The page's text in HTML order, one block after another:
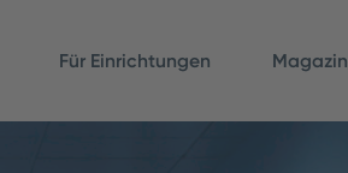
Für Einrichtungen Magazin